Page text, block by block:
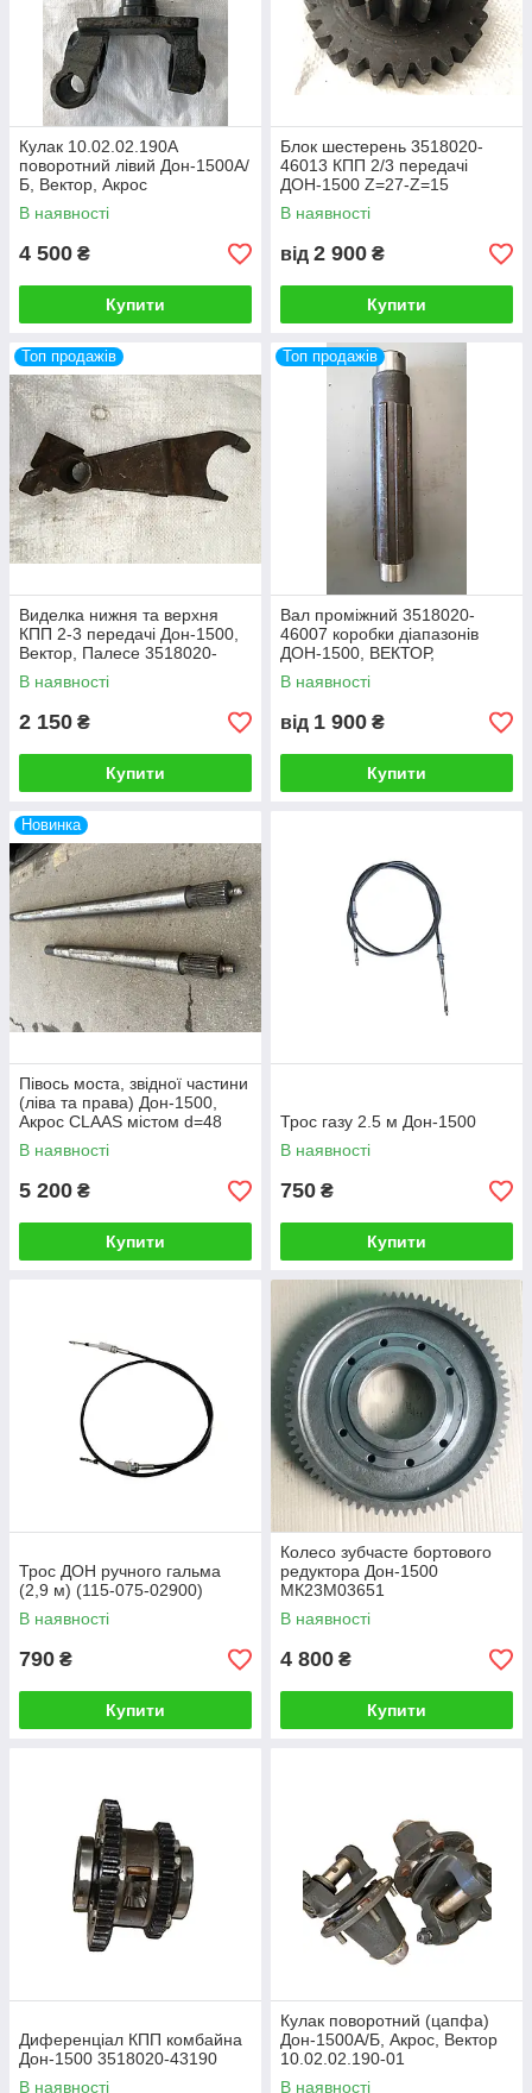
Кулак 10.02.02.190А
поворотний лівий Дон-1500А/
Б, Вектор, Акрос
В наявності
4 500 ₴
Купити
Блок шестерень 3518020-
46013 КПП 2/3 передачі
ДОН-1500 Z=27-Z=15
В наявності
від 2 900 ₴
Купити
Топ продажів
Виделка нижня та верхня
КПП 2-3 передачі Дон-1500,
Вектор, Палесе 3518020-
46154
В наявності
2 150 ₴
Купити
Топ продажів
Вал проміжний 3518020-
46007 коробки діапазонів
ДОН-1500, ВЕКТОР,
ПАРЕССЕ
В наявності
від 1 900 ₴
Купити
Новинка
Півось моста, звідної частини
(ліва та права) Дон-1500,
Акрос CLAAS містом d=48
В наявності
5 200 ₴
Купити
Трос газу 2.5 м Дон-1500
В наявності
750 ₴
Купити
Трос ДОН ручного гальма
(2,9 м) (115-075-02900)
В наявності
790 ₴
Купити
Колесо зубчасте бортового
редуктора Дон-1500
МК23М03651
В наявності
4 800 ₴
Купити
Диференціал КПП комбайна
Дон-1500 3518020-43190
В наявності
Кулак поворотний (цапфа)
Дон-1500А/Б, Акрос, Вектор
10.02.02.190-01
В наявності